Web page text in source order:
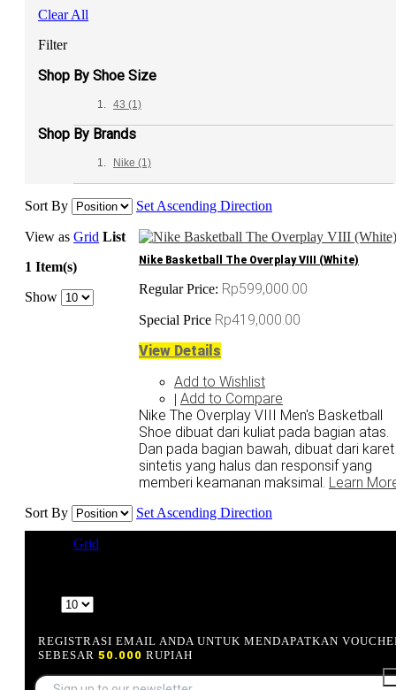
Clear All
Filter
Shop By Shoe Size
43 (1)
Shop By Brands
Nike (1)
Sort By Set Ascending Direction
View as Grid List
1 Item(s)
Show
Nike Basketball The Overplay VIII (White)
Regular Price: Rp599,000.00
Special Price Rp419,000.00
View Details
Add to Wishlist
| Add to Compare
Nike The Overplay VIII Men's Basketball
Shoe dibuat dari kuliat pada bagian atas.
Dan pada bagian bawah, dibuat dari karet
sintetis yang halus dan responsif yang
memberi keamanan maksimal. Learn
Sort By Set Ascending Direction
Grid
REGISTRASI EMAIL ANDA UNTUK MENDAPATKAN
SEBESAR 50.000 RUPIAH